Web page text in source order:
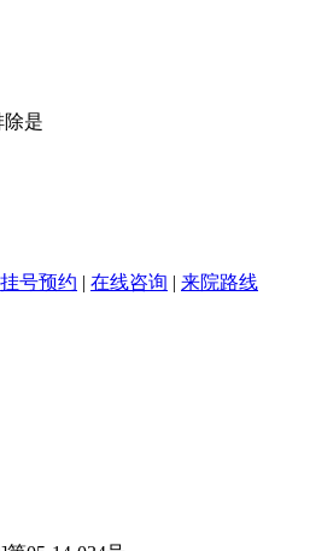
是
挂号预约 | 在线咨询 | 来院路线